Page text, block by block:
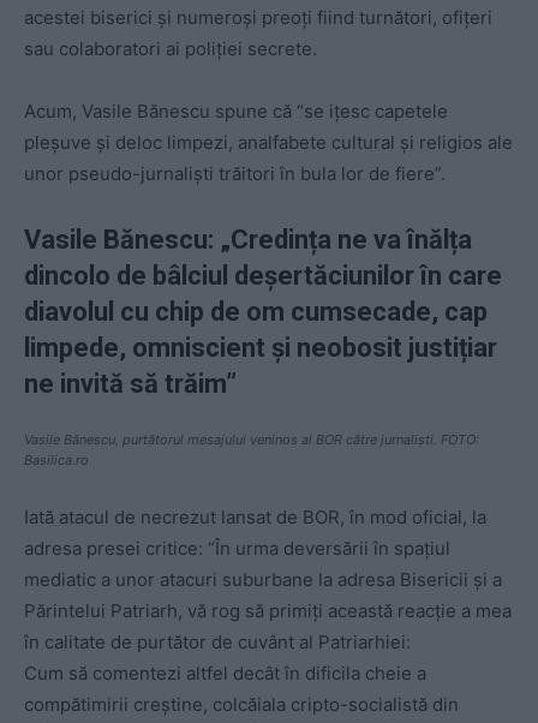
acestei biserici și numeroși preoți fiind turnători, ofițeri
sau colaboratori ai poliției secrete.
Acum, Vasile Bănescu spune că “se ițesc capetele
pleșuve și deloc limpezi, analfabete cultural și religios ale
unor pseudo-jurnaliști trăitori în bula lor de fiere”.
Vasile Bănescu: „Credința ne va înălța
dincolo de bâlciul deșertăciunilor în care
diavolul cu chip de om cumsecade, cap
limpede, omniscient și neobosit justițiar
ne invită să trăim”
Vasile Bănescu, purtătorul mesajului veninos al BOR către jurnaliști. FOTO:
Basilica.ro
Iată atacul de necrezut lansat de BOR, în mod oficial, la
adresa presei critice: “În urma deversării în spațiul
mediatic a unor atacuri suburbane la adresa Bisericii și a
Părintelui Patriarh, vă rog să primiți această reacție a mea
în calitate de purtător de cuvânt al Patriarhiei:
Cum să comentezi altfel decât în dificila cheie a
compătimirii creștine, colcăiala cripto-socialistă din